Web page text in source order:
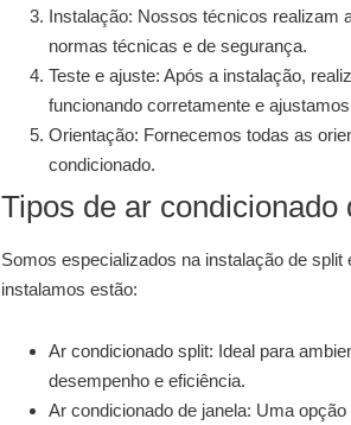
Instalação: Nossos técnicos realizam
normas técnicas e de segurança.
Teste e ajuste: Após a instalação,
funcionando corretamente e
Orientação: Fornecemos todas as
condicionado.
Tipos de ar condicionado
Somos especializados na instalação de split
instalamos estão:
Ar condicionado split: Ideal para
desempenho e eficiência.
Ar condicionado de janela: Uma